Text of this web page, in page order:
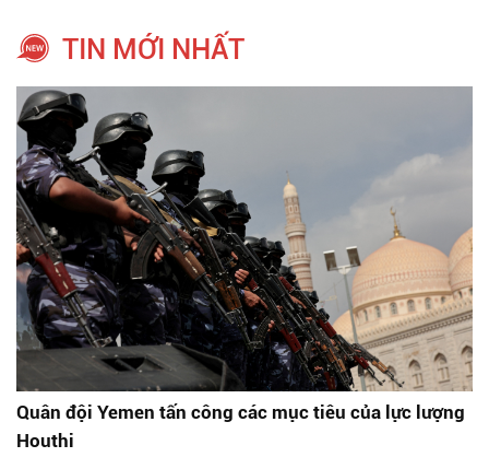
TIN MỚI NHẤT
Quân đội Yemen tấn công các mục tiêu của lực lượng
Houthi